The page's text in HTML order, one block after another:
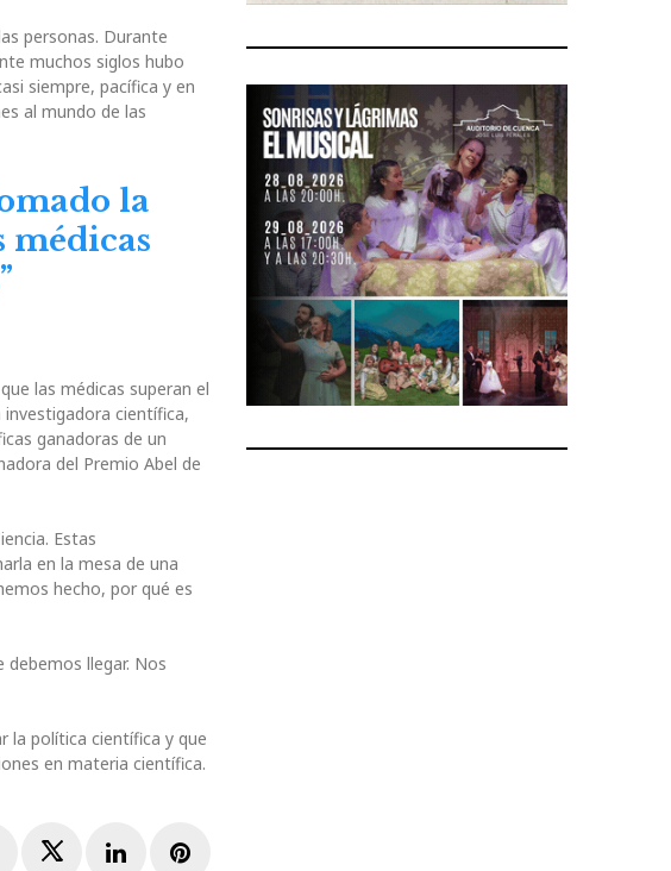
personas. Durante
muchos siglos hubo
siempre, pacífica y en
al mundo de las
la
médicas
las médicas superan el
científica,
ganadoras de un
del Premio Abel de
Estas
en la mesa de una
hecho, por qué es
llegar. Nos
la política científica y que
en materia científica.
TwitterLinkedInPinterest